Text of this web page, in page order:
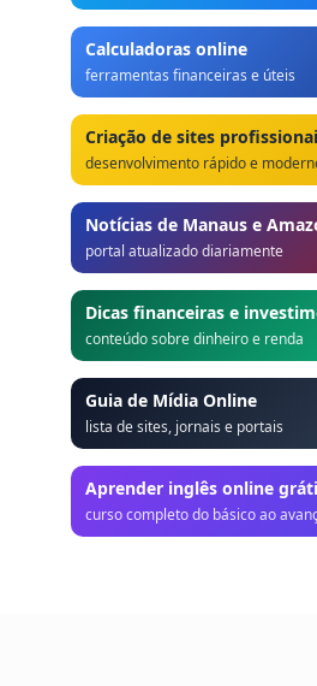
Calculadoras online
ferramentas financeiras e úteis
Criação de sites
desenvolvimento rápido e
Notícias de Manaus e
portal atualizado diariamente
Dicas financeiras e
conteúdo sobre dinheiro e renda
Guia de Mídia Online
lista de sites, jornais e portais
Aprender inglês online
curso completo do básico ao